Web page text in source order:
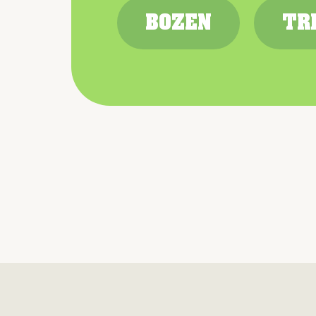
BOZEN